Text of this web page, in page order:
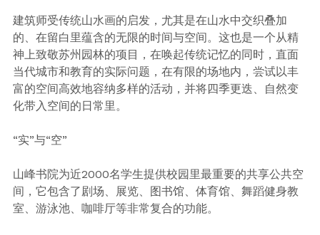
建筑师受传统山水画的启发，尤其是在山水中交织叠加
的、在留白里蕴含的无限的时间与空间。这也是一个从精
神上致敬苏州园林的项目，在唤起传统记忆的同时，直面
当代城市和教育的实际问题，在有限的场地内，尝试以丰
富的空间高效地容纳多样的活动，并将四季更迭、自然变
化带入空间的日常里。
“实”与“空”
山峰书院为近2000名学生提供校园里最重要的共享公共空
间，它包含了剧场、展览、图书馆、体育馆、舞蹈健身教
室、游泳池、咖啡厅等非常复合的功能。